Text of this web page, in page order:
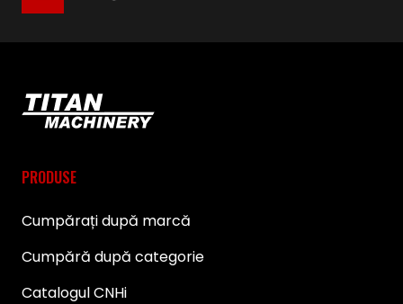
PRODUSE
Cumpărați după marcă
Cumpără după categorie
Catalogul CNHi